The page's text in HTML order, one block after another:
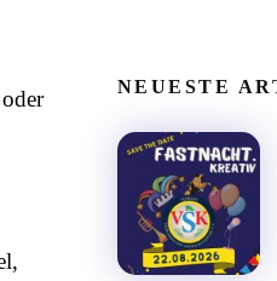
NEUESTE